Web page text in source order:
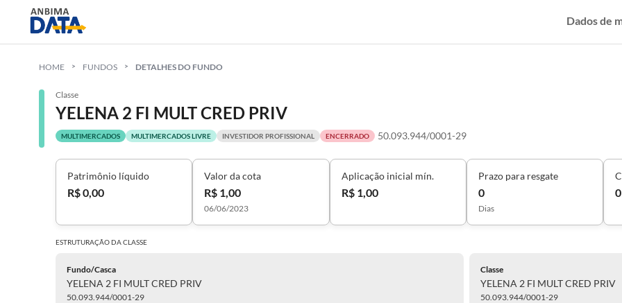
Dados de
HOME FUNDOS DETALHES DO FUNDO
Classe
YELENA 2 FI MULT CRED PRIV
MULTIMERCADOS MULTIMERCADOS LIVRE INVESTIDOR PROFISSIONAL ENCERRADO 50.093.944/0001-29
Patrimônio líquido
R$ 0,00
Valor da cota
R$ 1,00
06/06/2023
Aplicação inicial mín.
R$ 1,00
Prazo para resgate
0
Dias
0
ESTRUTURAÇÃO DACLASSE
Fundo/Casca
YELENA 2 FI MULT CRED PRIV
50.093.944/0001-29
Classe
YELENA 2 FI MULT CRED PRIV
50.093.944/0001-29